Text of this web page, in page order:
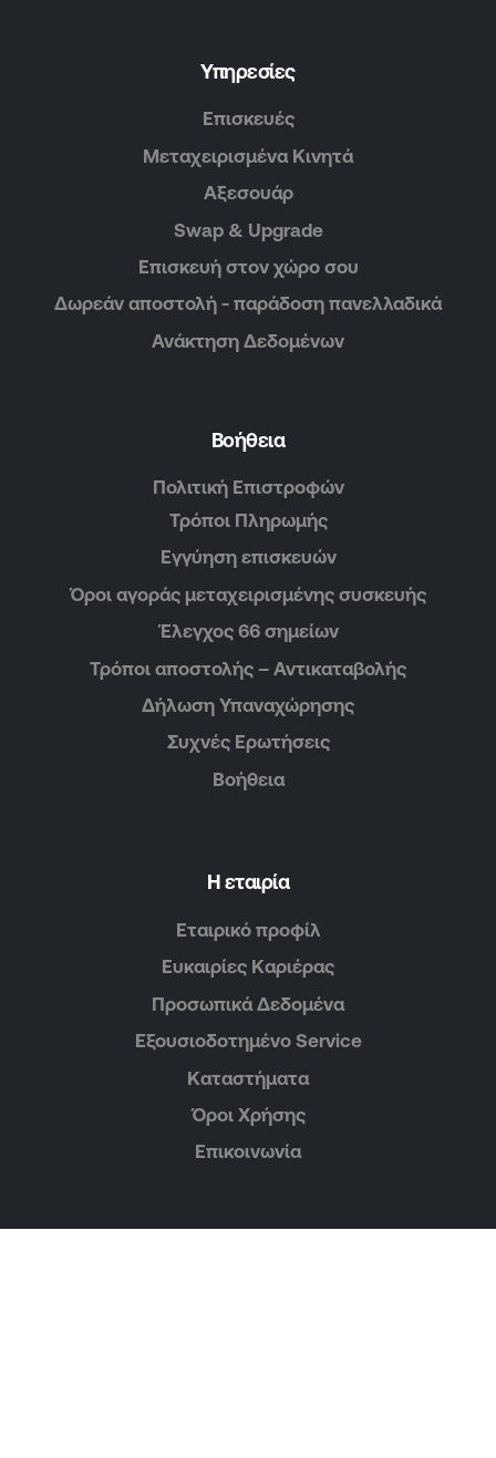
Υπηρεσίες
Επισκευές
Μεταχειρισμένα Κινητά
Αξεσουάρ
Swap & Upgrade
Επισκευή στον χώρο σου
Δωρεάν αποστολή - παράδοση πανελλαδικά
Ανάκτηση Δεδομένων
Βοήθεια
Πολιτική Επιστροφών
Τρόποι Πληρωμής
Εγγύηση επισκευών
Όροι αγοράς μεταχειρισμένης συσκευής
Έλεγχος 66 σημείων
Τρόποι αποστολής – Αντικαταβολής
Δήλωση Υπαναχώρησης
Συχνές Ερωτήσεις
Βοήθεια
Η εταιρία
Εταιρικό προφίλ
Ευκαιρίες Καριέρας
Προσωπικά Δεδομένα
Εξουσιοδοτημένο Service
Καταστήματα
Όροι Χρήσης
Επικοινωνία